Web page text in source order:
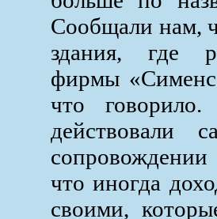
Сообщали нам,
здания, где
фирмы
что
действовали
что иногда
своими,